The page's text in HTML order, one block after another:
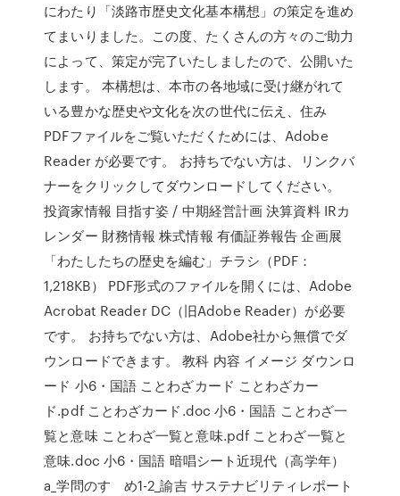
にわたり「淡路市歴史文化基本構想」の策定を進め
てまいりました。この度、たくさんの方々のご助力
によって、策定が完了いたしましたので、公開いた
します。 本構想は、本市の各地域に受け継がれて
いる豊かな歴史や文化を次の世代に伝え、住み
PDFファイルをご覧いただくためには、Adobe
Reader が必要です。 お持ちでない方は、リンクバ
ナーをクリックしてダウンロードしてください。
投資家情報 目指す姿 / 中期経営計画 決算資料 IRカ
レンダー 財務情報 株式情報 有価証券報告 企画展
「わたしたちの歴史を編む」チラシ（PDF：
1,218KB） PDF形式のファイルを開くには、Adobe
Acrobat Reader DC（旧Adobe Reader）が必要
です。 お持ちでない方は、Adobe社から無償でダ
ウンロードできます。 教科 内容 イメージ ダウンロ
ード 小6・国語 ことわざカード ことわざカー
ド.pdf ことわざカード.doc 小6・国語 ことわざ一
覧と意味 ことわざ一覧と意味.pdf ことわざ一覧と
意味.doc 小6・国語 暗唱シート近現代（高学年）
a_学問のすゝめ1-2_諭吉 サステナビリティレポート